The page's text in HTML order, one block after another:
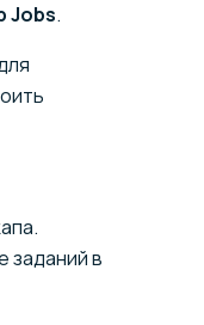
Jobs.
заданий в